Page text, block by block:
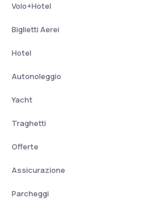
Volo+Hotel
Biglietti Aerei
Hotel
Autonoleggio
Yacht
Traghetti
Offerte
Assicurazione
Parcheggi